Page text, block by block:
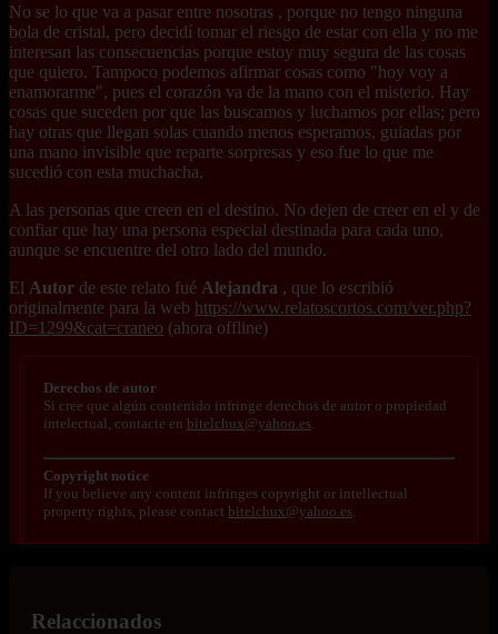
No se lo que va a pasar entre nosotras , porque no tengo ninguna
bola de cristal, pero decidí tomar el riesgo de estar con ella y no me
interesan las consecuencias porque estoy muy segura de las cosas
que quiero. Tampoco podemos afirmar cosas como "hoy voy a
enamorarme", pues el corazón va de la mano con el misterio. Hay
cosas que suceden por que las buscamos y luchamos por ellas; pero
hay otras que llegan solas cuando menos esperamos, guiadas por
una mano invisible que reparte sorpresas y eso fue lo que me
sucedió con esta muchacha.
A las personas que creen en el destino. No dejen de creer en el y de
confiar que hay una persona especial destinada para cada uno,
aunque se encuentre del otro lado del mundo.
El Autor de este relato fué Alejandra , que lo escribió
originalmente para la web https://www.relatoscortos.com/ver.php?
ID=1299&cat=craneo (ahora offline)
Derechos de autor
Si cree que algún contenido infringe derechos de autor o propiedad
intelectual, contacte en bitelchux@yahoo.es
Copyright notice
If you believe any content infringes copyright or intellectual
property rights, please contact bitelchux@yahoo.es
Relaccionados